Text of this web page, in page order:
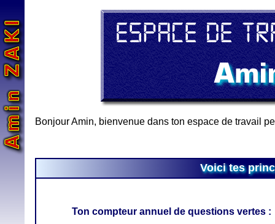
Bonjour Amin, bienvenue dans ton espace de travail
Voici tes
Ton compteur annuel de questions vertes :